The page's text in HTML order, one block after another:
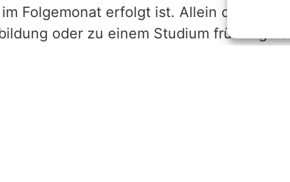
Folgemonat erfolgt ist. Allein die
oder zu einem Studium früher